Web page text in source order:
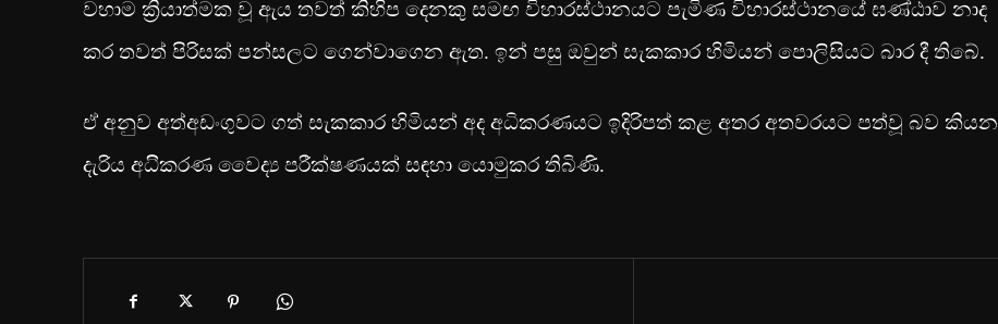
වහාම ක්‍රියාත්මක වූ ඇය තවත් කිහිප දෙනකු සමඟ විහාරස්ථානයට පැමිණ විහාරස්ථානයේ ඝණ්ඨාව නාද
කර තවත් පිරිසක් පන්සලට ගෙන්වාගෙන ඇත. ඉන් පසු ඔවුන් සැකකාර හිමියන් පොලිසියට බාර දී තිබේ.
ඒ අනුව අත්අඩංගුවට ගත් සැකකාර හිමියන් අද අධිකරණයට ඉදිරිපත් කළ අතර අතවරයට පත්වූ බව කියන
දැරිය අධිිකරණ වෛද්‍ය පරීක්ෂණයක් සඳහා යොමුකර තිබිණි.